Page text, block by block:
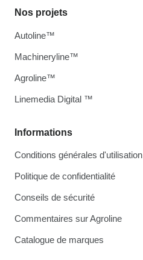
Informations
Conditions générales d'utilisation
Politique de confidentialité
Conseils de sécurité
Commentaires sur Agroline
Catalogue de marques
Nos projets
Autoline™
Machineryline™
Agroline™
Linemedia Digital ™